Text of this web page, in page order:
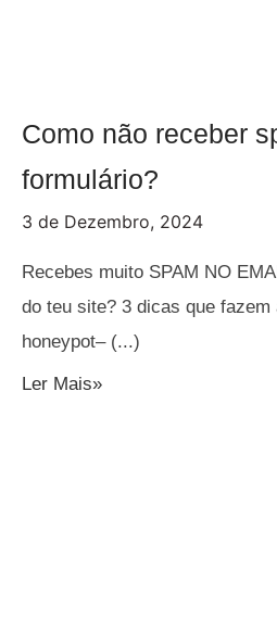
Como não receber
formulário?
3 de Dezembro, 2024
Recebes muito SPAM NO
do teu site? 3 dicas que
honeypot–
Ler Mais»